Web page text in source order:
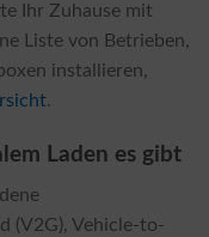
Ihr Zuhause mit
Liste von Betrieben,
installieren,
.
Laden es gibt
(V2G), Vehicle-to-